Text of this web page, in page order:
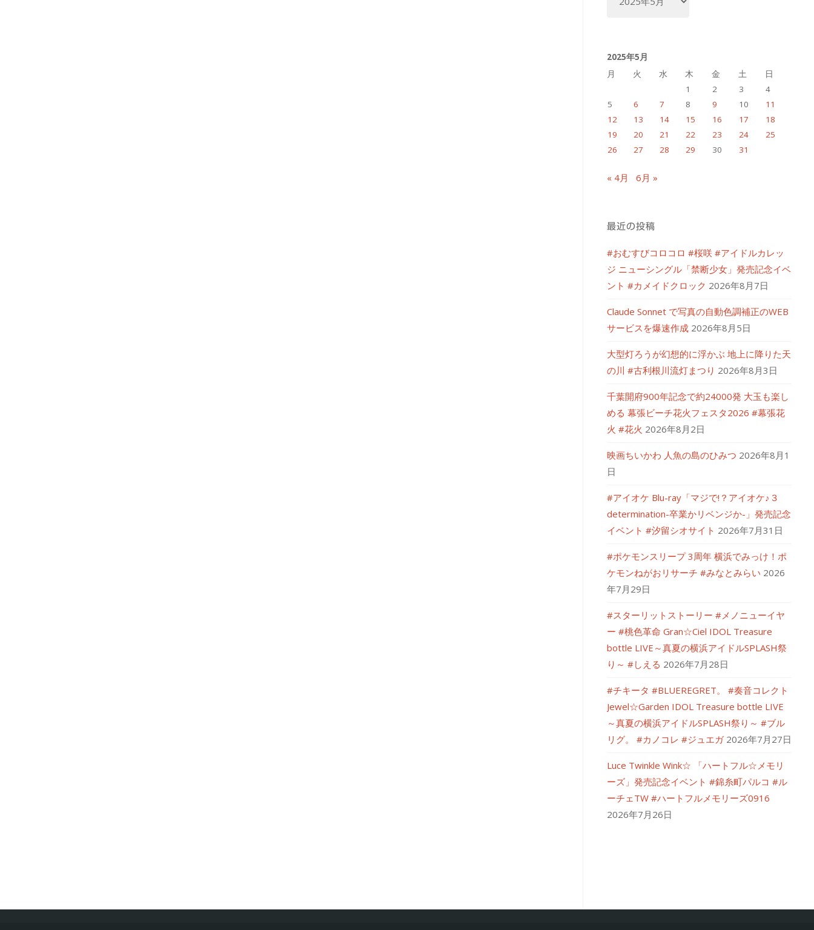
ブ
2025年5月
月
火 水 木 金 土
日
1
2 3
4
5
6 7 8 9 10
11
12
13 14 15 16 17
18
19
20 21 22 23 24
25
26
27 28 29 30 31
« 4月 6月 »
最近の投稿
#おむすびコロコロ #桜咲 #アイドルカレッ
ジ ニューシングル「禁断少女」発売記念イベ
ント #カメイドクロック 2026年8月7日
Claude Sonnet で写真の自動色調補正のWEB
サービスを爆速作成 2026年8月5日
大型灯ろうが幻想的に浮かぶ 地上に降りた天
の川 #古利根川流灯まつり 2026年8月3日
千葉開府900年記念で約24000発 大玉も楽し
める 幕張ビーチ花火フェスタ2026 #幕張花
火 #花火 2026年8月2日
映画ちいかわ 人魚の島のひみつ 2026年8月1
日
#アイオケ Blu-ray「マジで!？アイオケ♪３
determination-卒業かリベンジか-」発売記念
イベント #汐留シオサイト 2026年7月31日
#ポケモンスリープ 3周年 横浜でみっけ！ポ
ケモンねがおリサーチ #みなとみらい 2026
年7月29日
#スターリットストーリー #メノニューイヤ
ー #桃色革命 Gran☆Ciel IDOL Treasure
bottle LIVE～真夏の横浜アイドルSPLASH祭
り～ #しえる 2026年7月28日
#チキータ #BLUEREGRET。 #奏音コレクト
Jewel☆Garden IDOL Treasure bottle LIVE
～真夏の横浜アイドルSPLASH祭り～ #ブル
リグ。 #カノコレ #ジュエガ 2026年7月27日
Luce Twinkle Wink☆ 「ハートフル☆メモリ
ーズ」発売記念イベント #錦糸町パルコ #ル
ーチェTW #ハートフルメモリーズ0916
2026年7月26日